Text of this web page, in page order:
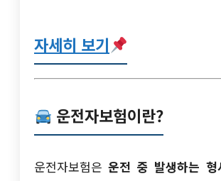
자세히 보기
운전자보험이란?
운전자보험은운전 중 발생하는 형